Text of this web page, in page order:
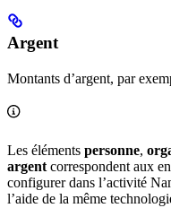
Argent
Montants d’argent, par
Les éléments personne,
argentcorrespondent aux
configurer dans l’activité
l’aide de la même